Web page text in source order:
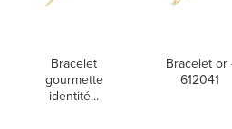
Bracelet
gourmette
identité...
Bracelet or
612041